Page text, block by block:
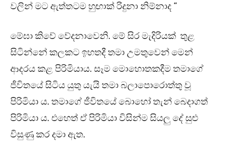
වලින් මට ඇත්තටම හුඟාක් රිදුනා නිම්නාද ”
මේඝා කිවේ වේදනාවෙනි. මේ සිර මැදිරියක් තුළ
සිටින්නේ කලකට ඉහතදී තමා උමතුවෙන් මෙන්
ආදරය කළ පිරිමියාය. සෑම මොහොතකදීම තමාගේ
ජීවිතයේ සිටිය යුතු යැයි තමා බලාපොරොත්තු වූ
පිරිමියා ය. තමාගේ ජීවිතයේ බොහෝ තැන් බෙදාගත්
පිරිමියා ය. එහෙත් ඒ පිරිමියා විසින්ම සියලු දේ සුළු
විසුණු කර දමා ඇත.